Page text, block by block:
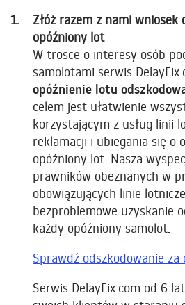
Złóż razem z nami wniosek
opóźniony lot
W trosce o interesy osób
samolotami serwis
opóźnienie lotu
celem jest ułatwienie
korzystającym z usług linii
reklamacji i ubiegania się o
opóźniony lot. Nasza
prawników obeznanych w
obowiązujących linie
bezproblemowe uzyskanie
każdy opóźniony samolot.
Sprawdź odszkodowanie
Serwis DelayFix.com od 6